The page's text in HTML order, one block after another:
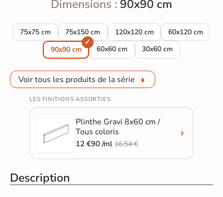
Dimensions : 90x90 cm
75x75 cm
Carrelage sol effet béton Gravi Crème 75x75 cm
75x150 cm
Carrelage sol effet béton Gravi Crème 75x150
120x120 cm
Carrelage sol effet béton Gravi
60x120 cm
Carrelage sol
90x90 cm
60x60 cm
Carrelage sol effet béton Gravi Crème
30x60 cm
Carrelage sol effet
Voir tous les produits de la série
LES FINITIONS ASSORTIES
Plinthe Gravi 8x60 cm /
Tous coloris
12 €90 /ml16,54 €
Description